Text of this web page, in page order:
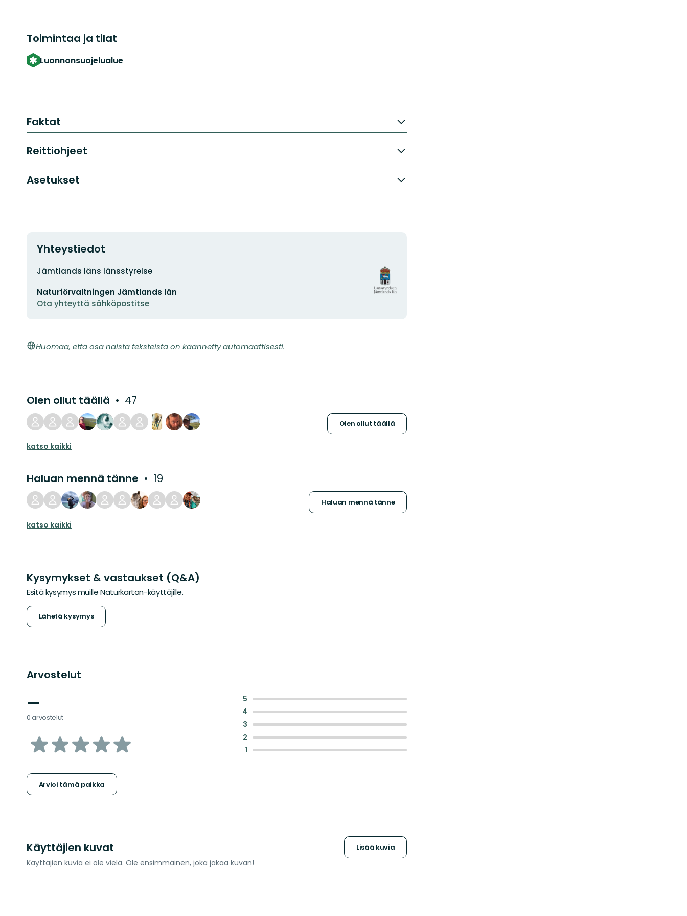
Toimintaa ja tilat
Luonnonsuojelualue
Faktat
Reittiohjeet
Asetukset
Yhteystiedot
Osoite
Jämtlands läns länsstyrelse
Naturförvaltningen Jämtlands län
Ota yhteyttä sähköpostitse
Organisaation
logotyyppi
Huomaa, että osa näistä teksteistä on käännetty automaattisesti.
Olen ollut täällä 47
Olen ollut täällä
katso kaikki
Haluan mennä tänne 19
Haluan mennä tänne
katso kaikki
Kysymykset & vastaukset (Q&A)
Esitä kysymys muille Naturkartan-käyttäjille.
Lähetä kysymys
Arvostelut
—
0 arvostelut
/5
Arvioi tämä paikka
5
4
3
2
1
Käyttäjien kuvat Lisää kuvia
Käyttäjien kuvia ei ole vielä. Ole ensimmäinen, joka jakaa kuvan!